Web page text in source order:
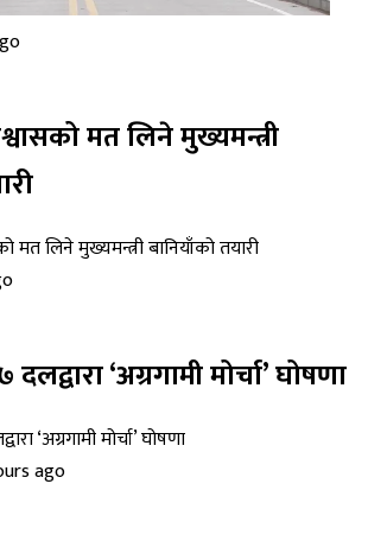
मत लिने मुख्यमन्त्री
‘अग्रगामी मोर्चा’ घोषणा
ago